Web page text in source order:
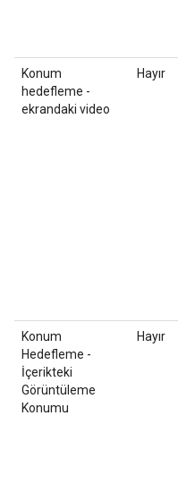
Konum
hedefleme -
ekrandaki video
Hayır
Konum
Hedefleme -
İçerikteki
Görüntüleme
Konumu
Hayır